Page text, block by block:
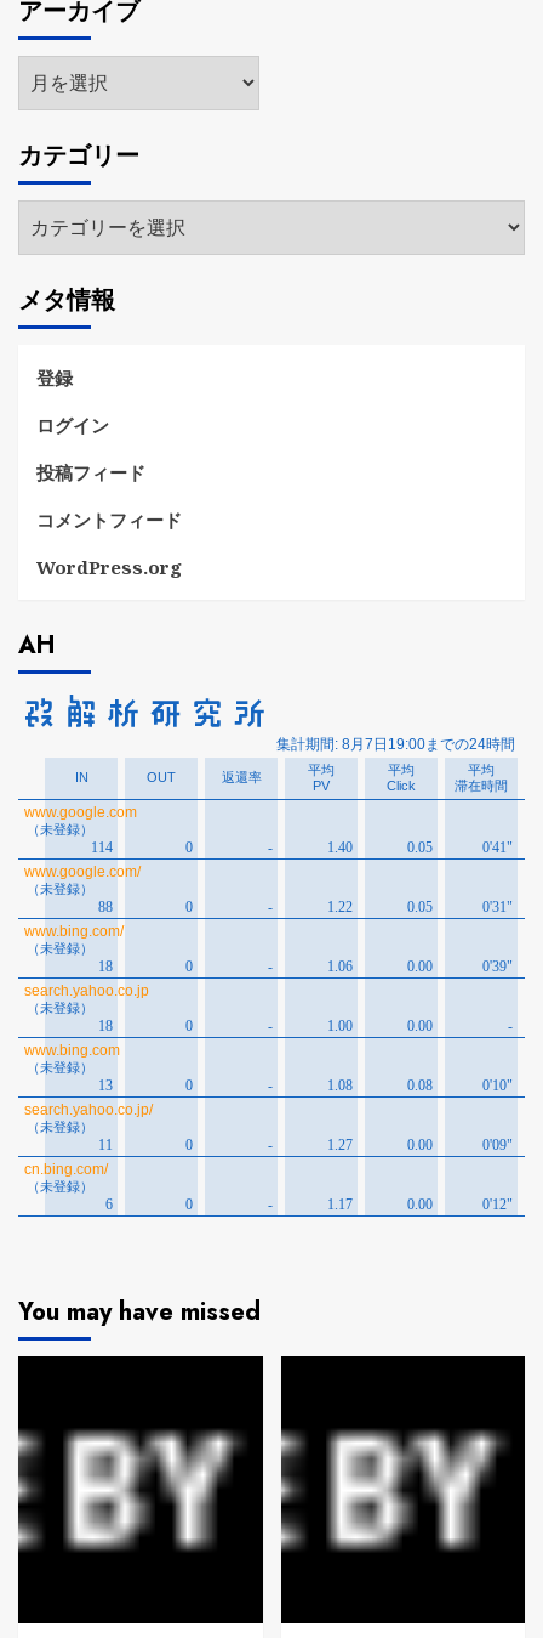
アーカイブ
ア
ー
イ
ブ
カテゴリー
テ
リ
ー
メタ情報
登録
ログイン
投稿フィード
コメントフィード
WordPress.org
AH
You may have missed